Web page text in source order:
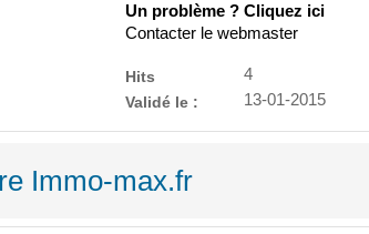
Un problème ? Cliquez ici
Contacter le webmaster
Hits
4
Validé le :
13-01-2015
Immo-max.fr